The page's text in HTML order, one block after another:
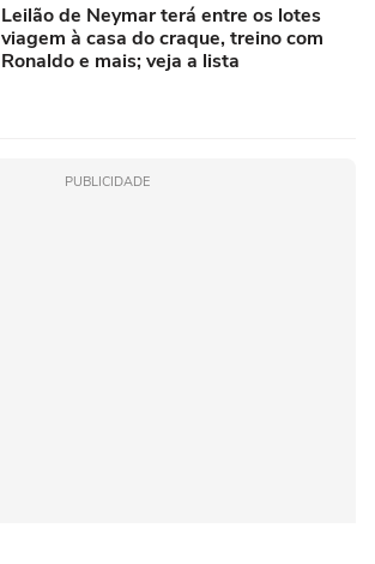
Leilão de Neymar terá entre os lotes
viagem à casa do craque, treino com
Ronaldo e mais; veja a lista
PUBLICIDADE